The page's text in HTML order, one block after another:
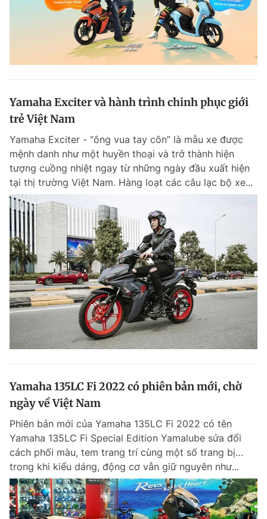
Yamaha Exciter và hành trình chinh phục giới
trẻ Việt Nam
Yamaha Exciter - “ông vua tay côn” là mẫu xe được
mệnh danh như một huyền thoại và trở thành hiện
tượng cuồng nhiệt ngay từ những ngày đầu xuất hiện
tại thị trường Việt Nam. Hàng loạt các câu lạc bộ xe...
Yamaha 135LC Fi 2022 có phiên bản mới, chờ
ngày về Việt Nam
Phiên bản mới của Yamaha 135LC Fi 2022 có tên
Yamaha 135LC Fi Special Edition Yamalube sửa đổi
cách phối màu, tem trang trí cùng một số trang bị…
trong khi kiểu dáng, động cơ vẫn giữ nguyên như...